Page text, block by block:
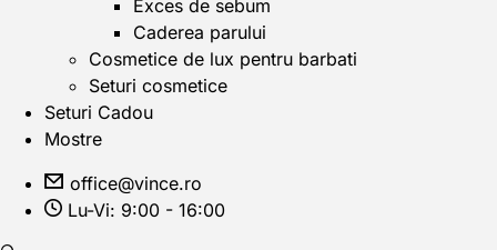
Exces de sebum
Caderea parului
Cosmetice de lux pentru barbati
Seturi cosmetice
Seturi Cadou
Mostre
office@vince.ro
Lu-Vi: 9:00 - 16:00